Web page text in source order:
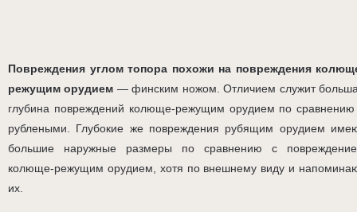
Повреждения углом топора похожи на повреждения
режущим орудием — финским ножом. Отличием служит
глубина повреждений колюще-режущим орудием по
рублеными. Глубокие же повреждения рубящим орудием
большие наружные размеры по сравнению с
колюще-режущим орудием, хотя по внешнему виду и
их.